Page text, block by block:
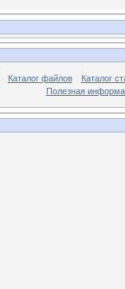
Каталог файлов
Каталог
Полезная